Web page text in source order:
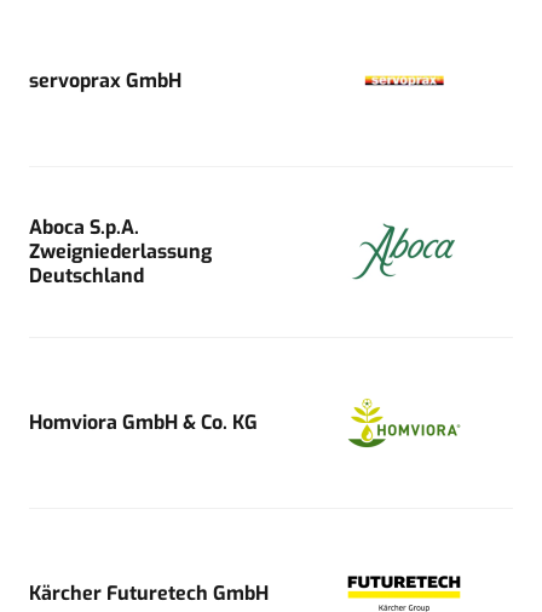
servoprax GmbH
Aboca S.p.A.
Zweigniederlassung
Deutschland
Homviora GmbH & Co. KG
Kärcher Futuretech GmbH